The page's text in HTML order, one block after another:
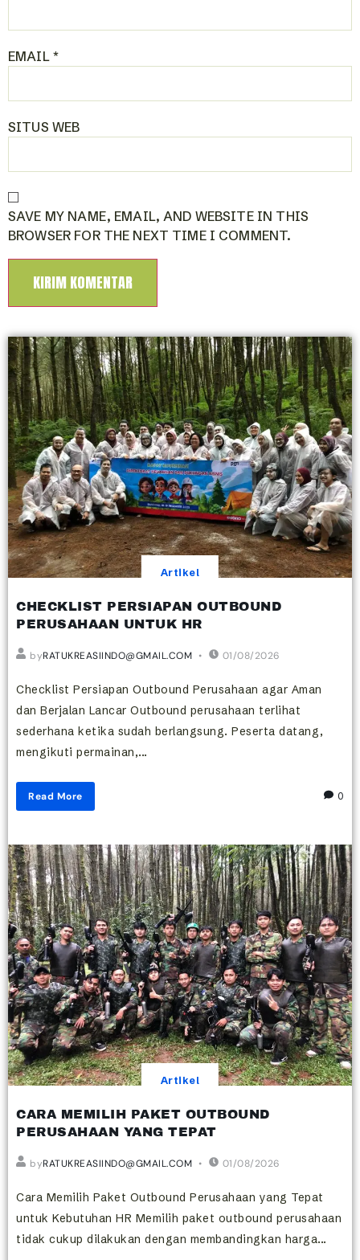
EMAIL *
SITUS WEB
SAVE MY NAME, EMAIL, AND WEBSITE IN THIS
BROWSER FOR THE NEXT TIME I COMMENT.
Artikel
CHECKLIST PERSIAPAN OUTBOUND
PERUSAHAAN UNTUK HR
byRATUKREASIINDO@GMAIL.COM 01/08/2026
Checklist Persiapan Outbound Perusahaan agar Aman
dan Berjalan Lancar Outbound perusahaan terlihat
sederhana ketika sudah berlangsung. Peserta datang,
mengikuti permainan,...
Read More 0
Artikel
CARA MEMILIH PAKET OUTBOUND
PERUSAHAAN YANG TEPAT
byRATUKREASIINDO@GMAIL.COM 01/08/2026
Cara Memilih Paket Outbound Perusahaan yang Tepat
untuk Kebutuhan HR Memilih paket outbound perusahaan
tidak cukup dilakukan dengan membandingkan harga...